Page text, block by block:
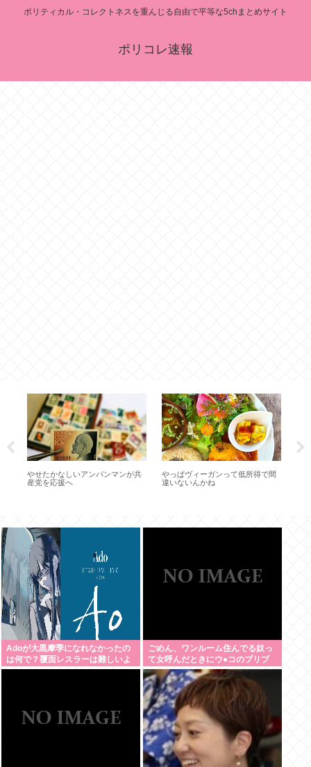
ポリティカル・コレクトネスを重んじる自由で平等な5chまとめサイト
ポリコレ速報
やせたかなしいアンパンマンが共
産党を応援へ
やっぱヴィーガンって低所得で間
違いないんかね
Adoが大黒摩季になれなかったの
は何で？覆面レスラーは難しいよ
ね
ごめん、ワンルーム住んでる奴っ
て女呼んだときにウ●コのブリブ
リ音どうしてんの？？